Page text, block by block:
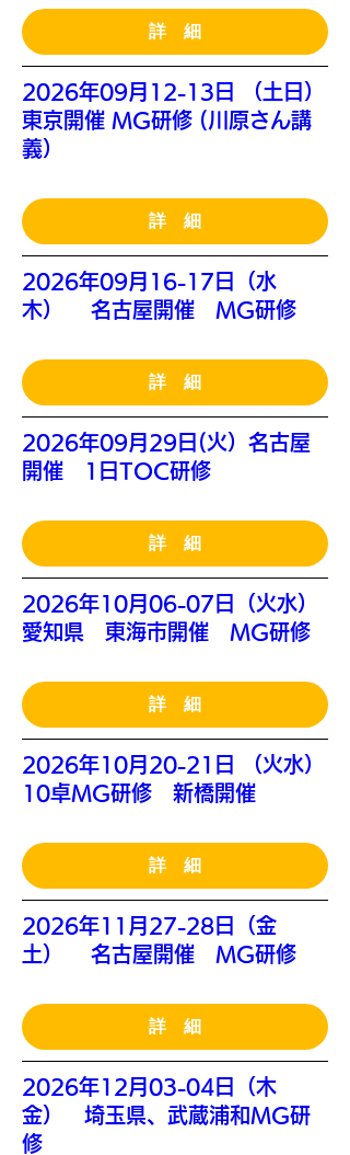
詳 細
2026年09月12-13日 （土日）
東京開催 MG研修 (川原さん講
義）
詳 細
2026年09月16-17日（水
木） 名古屋開催 MG研修
詳 細
2026年09月29日(火）名古屋
開催 1日TOC研修
詳 細
2026年10月06-07日（火水）
愛知県 東海市開催 MG研修
詳 細
2026年10月20-21日 （火水）
10卓MG研修 新橋開催
詳 細
2026年11月27-28日（金
土） 名古屋開催 MG研修
詳 細
2026年12月03-04日（木
金） 埼玉県、武蔵浦和MG研
修